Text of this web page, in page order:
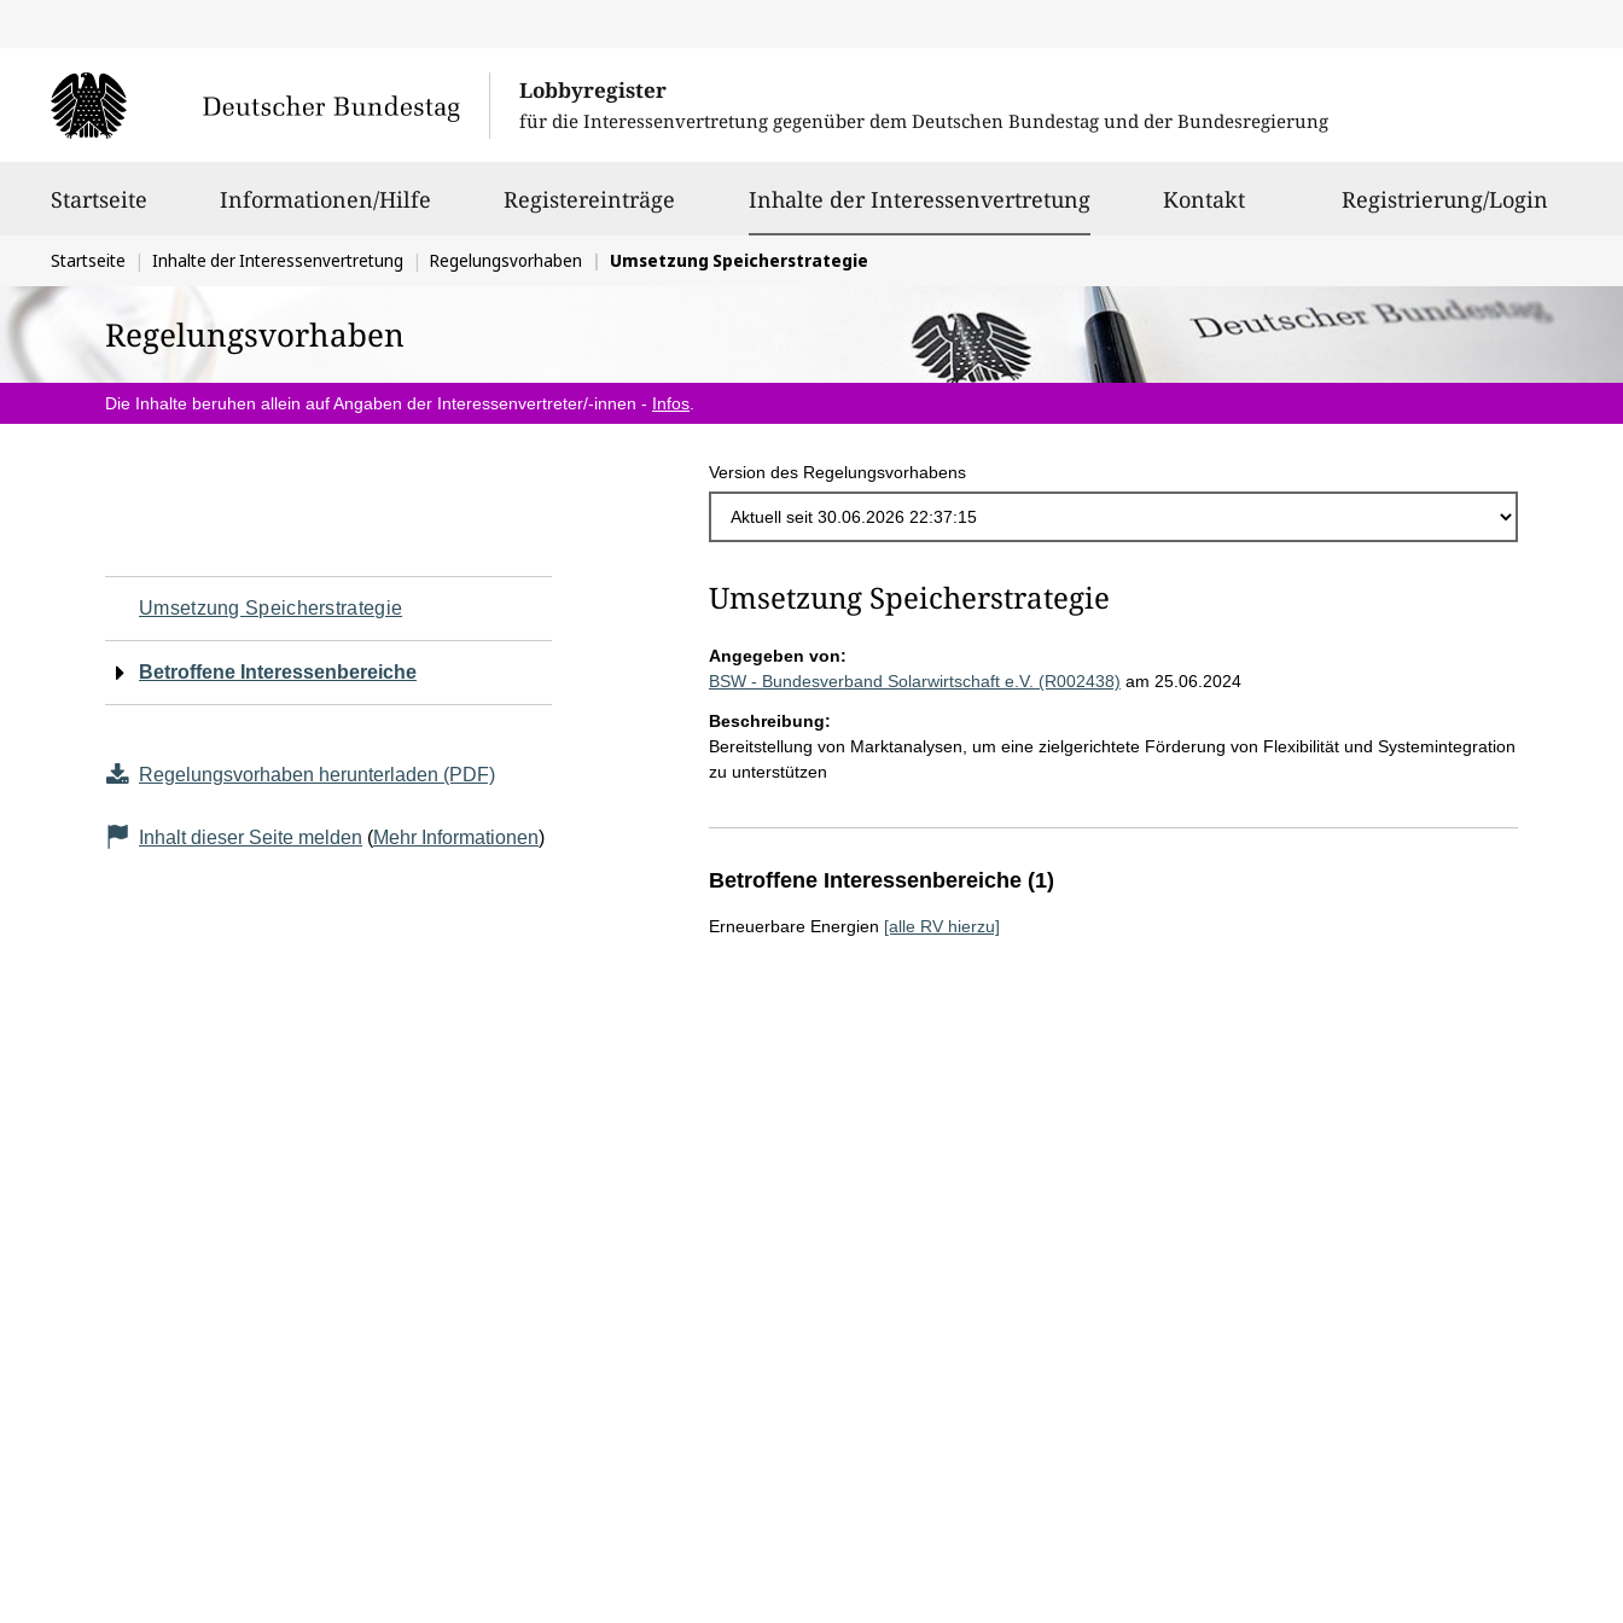
Lobbyregister
für die Interessenvertretung gegenüber dem Deutschen Bundestag und der Bundesregierung
Startseite Informationen/Hilfe Registereinträge Inhalte der Interessenvertretungausgewählt
Kontakt Registrierung/Login
Sie
befinden
sich
hier:
Startseite Inhalte der Interessenvertretung Regelungsvorhaben Umsetzung Speicherstrategie
Regelungsvorhaben
Die Inhalte beruhen allein auf Angaben der Interessenvertreter/-innen - Infos
Version des Regelungsvorhabens
Navigation
für
Seiteninhalt
Umsetzung Speicherstrategie
Betroffene Interessenbereiche
Regelungsvorhaben herunterladen (PDF)
Inhalt dieser Seite melden (Mehr Informationen)
Umsetzung Speicherstrategie
Angegeben von:
BSW - Bundesverband Solarwirtschaft e.V. (R002438) am 25.06.2024
Beschreibung:
Bereitstellung von Marktanalysen, um eine zielgerichtete Förderung von Flexibilität und Systemintegration
zu unterstützen
Betroffene Interessenbereiche (1)
Erneuerbare Energien [alle RV hierzu]